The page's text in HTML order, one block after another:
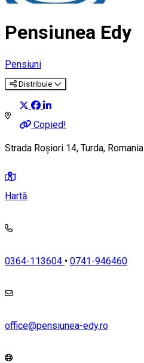
Pensiunea Edy
Pensiuni
Distribuie
Copied!
Strada Roșiori 14, Turda, Romania
Hartă
0364-113604 • 0741-946460
office@pensiunea-edy.ro